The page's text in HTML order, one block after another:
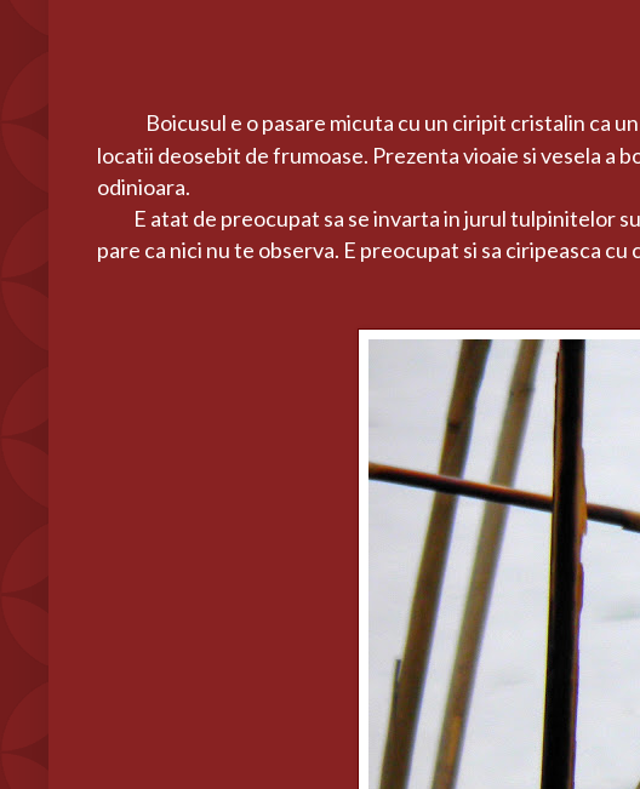
Boicusul e o pasare micuta cu un ciripit cristalin ca
locatii deosebit de frumoase. Prezenta vioaie si vesela a
odinioara.
E atat de preocupat sa se invarta in jurul tulpinitelor
pare ca nici nu te observa. E preocupat si sa ciripeasca